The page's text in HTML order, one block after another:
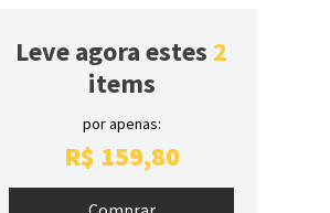
Leve agora estes 2
items
por apenas:
R$ 159,80